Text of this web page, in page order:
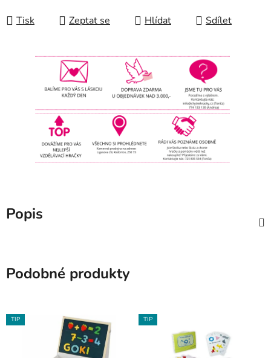
Tisk Zeptat se Hlídat Sdílet
Popis
Podobné produkty
TIP TIP